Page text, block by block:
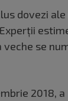
dovezi ale
veche se
2018, a